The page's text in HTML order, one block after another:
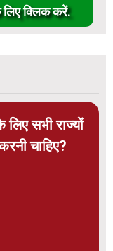
क्लिक करें.
सभी राज्यों
चाहिए?